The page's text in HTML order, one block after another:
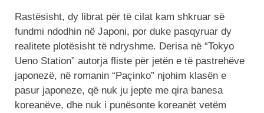
Rastësisht, dy librat për të cilat kam shkruar së
fundmi ndodhin në Japoni, por duke pasqyruar dy
realitete plotësisht të ndryshme. Derisa në “Tokyo
Ueno Station” autorja fliste për jetën e të pastrehëve
japonezë, në romanin “Paçinko” njohim klasën e
pasur japoneze, që nuk ju jepte me qira banesa
koreanëve, dhe nuk i punësonte koreanët vetëm